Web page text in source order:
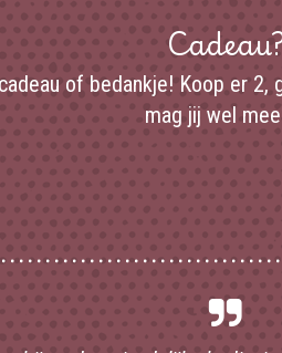
of bedankje! Koop er
mag jij wel